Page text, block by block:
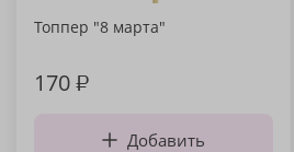
Топпер "8 марта"
170₽
Добавить